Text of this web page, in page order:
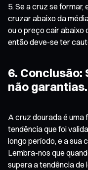
Se a cruz se formar,
cruzar abaixo da
ou o preço cair abaixo
então deve-se ter
6. Conclusão:
não garantias.
A cruz dourada é
tendência que foi
longo período, e a sua
Lembra-nos que
supera a tendência